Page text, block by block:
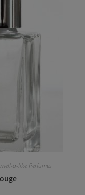
a-like Perfumes